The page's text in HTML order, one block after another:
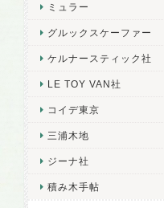
ミュラー
グルックスケーファー
ケルナースティック社
LE TOY VAN社
コイデ東京
三浦木地
ジーナ社
積み木手帖